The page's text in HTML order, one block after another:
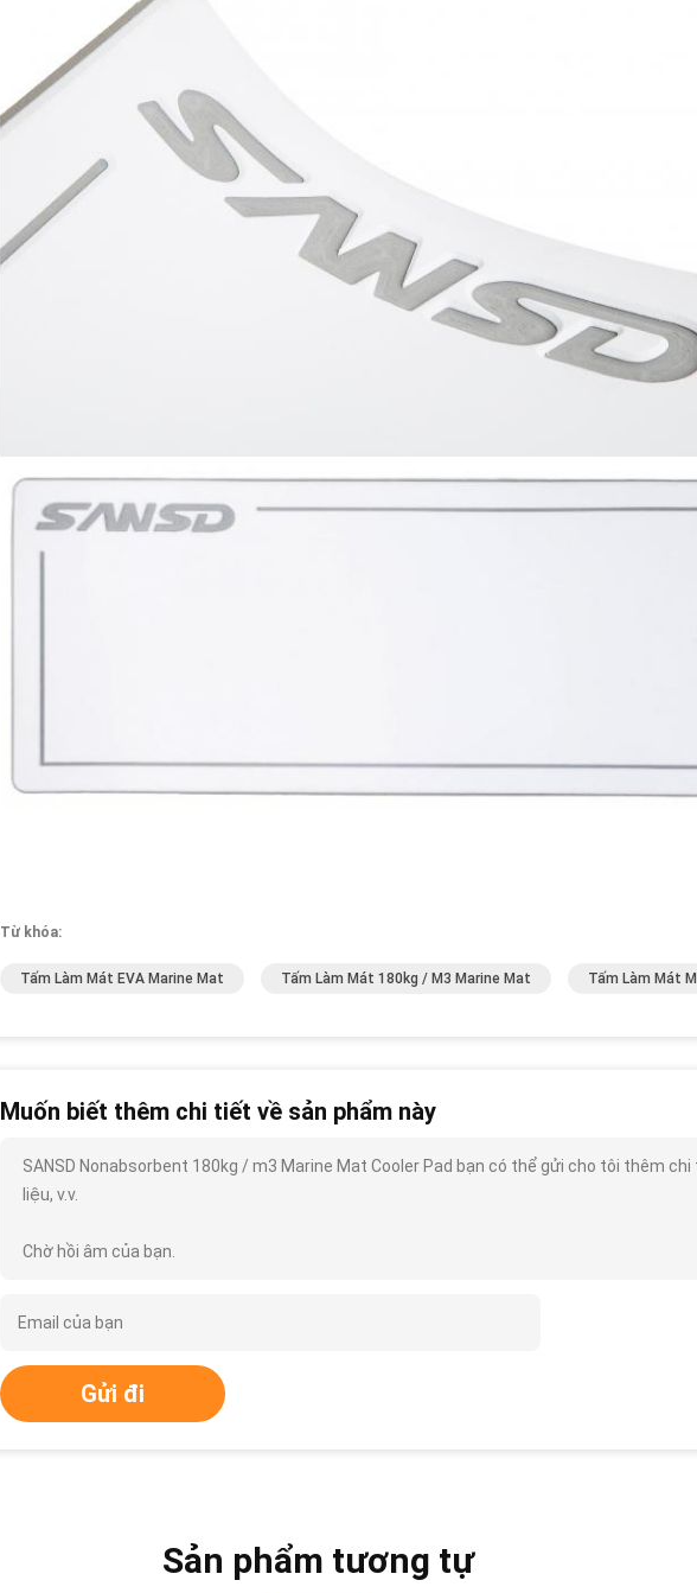
Từ khóa:
Tấm Làm Mát EVA Marine Mat Tấm Làm Mát 180kg / M3 Marine Mat Tấm Làm Mát
Muốn biết thêm chi tiết về sản phẩm này
SANSD Nonabsorbent 180kg / m3 Marine Mat Cooler Pad bạn có thể gửi cho tôi thêm
liệu, v.v.
Chờ hồi âm của bạn.
Gửi đi
Sản phẩm tương tự